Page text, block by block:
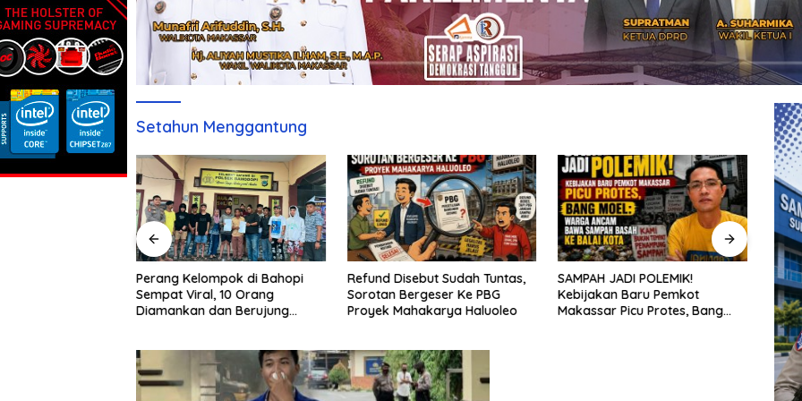
Setahun Menggantung
Perang Kelompok di Bahopi
Sempat Viral, 10 Orang
Diamankan dan Berujung
Refund Disebut Sudah Tuntas,
Sorotan Bergeser Ke PBG
Proyek Mahakarya Haluoleo
SAMPAH JADI POLEMIK!
Kebijakan Baru Pemkot
Makassar Picu Protes, Bang